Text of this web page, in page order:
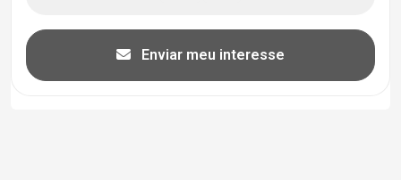
Enviar meu interesse